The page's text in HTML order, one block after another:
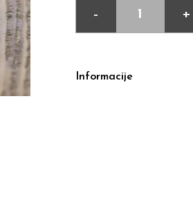
- +
Informacije